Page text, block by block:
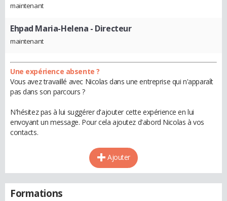
maintenant
Ehpad Maria-Helena - Directeur
maintenant
Une expérience absente ?
Vous avez travaillé avec Nicolas dans une entreprise qui n'apparaît
pas dans son parcours ?
N'hésitez pas à lui suggérer d'ajouter cette expérience en lui
envoyant un message. Pour cela ajoutez d'abord Nicolas à vos
contacts.
Ajouter
Formations